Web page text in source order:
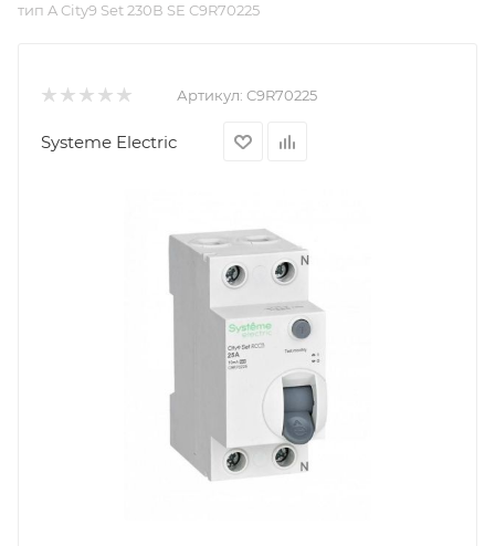
тип A City9 Set 230В SE C9R70225
Артикул: C9R70225
Systeme Electric